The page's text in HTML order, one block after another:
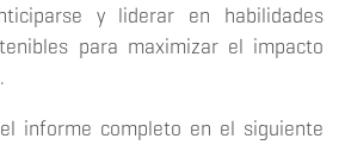
y liderar en habilidades
para maximizar el impacto
informe completo en el siguiente